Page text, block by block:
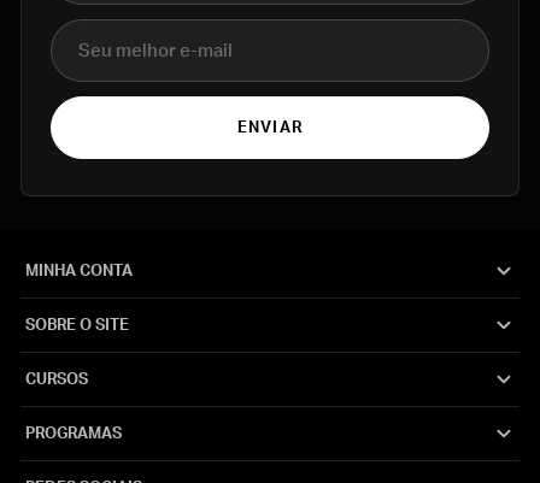
E-mail
ENVIAR
MINHA CONTA
SOBRE O SITE
CURSOS
PROGRAMAS